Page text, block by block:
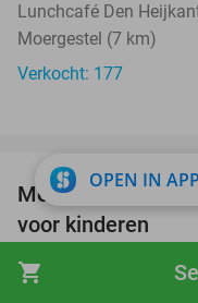
shopping_cart
Lunchcafé Den
Moergestel (7 km)
Verkocht: 177
Meet and feed +
voor kinderen
Knuffelboerderij de
Baarle-Nassau (13 km)
OPEN IN APP